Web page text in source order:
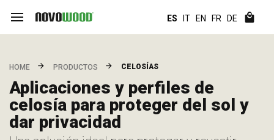
ES IT EN FR DE
HOME PRODUCTOS CELOSÍAS
Aplicaciones y perfiles de
celosía para proteger del sol y
dar privacidad